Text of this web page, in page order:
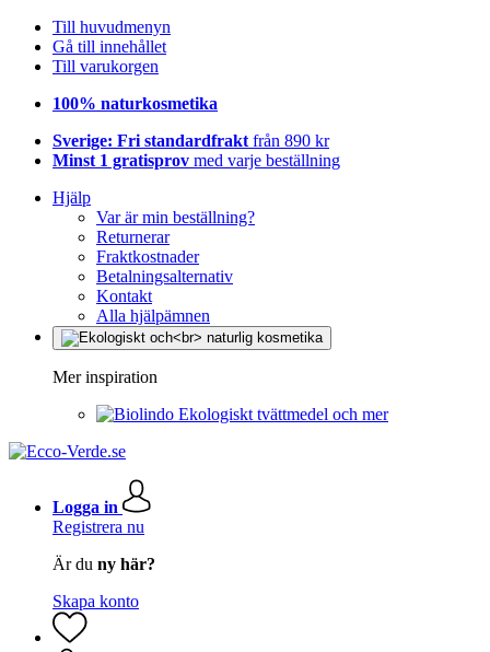
Till huvudmenyn
Gå till innehållet
Till varukorgen
100% naturkosmetika
Sverige: Fri standardfrakt från 890 kr
Minst 1 gratisprov med varje beställning
Hjälp
Var är min beställning?
Returnerar
Fraktkostnader
Betalningsalternativ
Kontakt
Alla hjälpämnen
Mer inspiration
Ekologiskt tvättmedel och mer
Logga in
Registrera nu
Är du ny här?
Skapa konto